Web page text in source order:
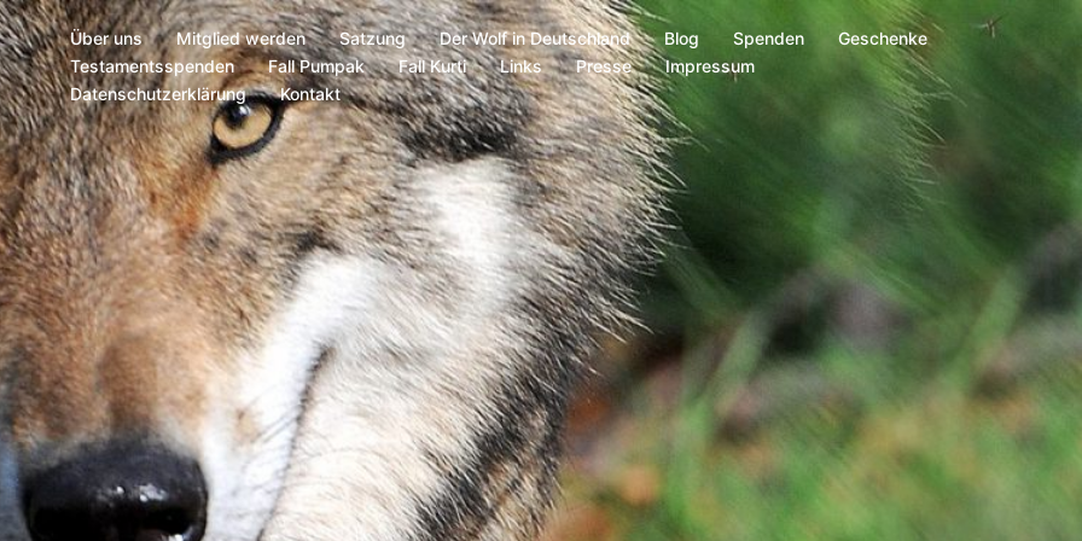
Über uns Mitglied werden Satzung Der Wolf in Deutschland Blog Spenden
Geschenke
Testamentsspenden
Fall Pumpak Fall Kurti Links Presse
Impressum
Datenschutzerklärung
Kontakt